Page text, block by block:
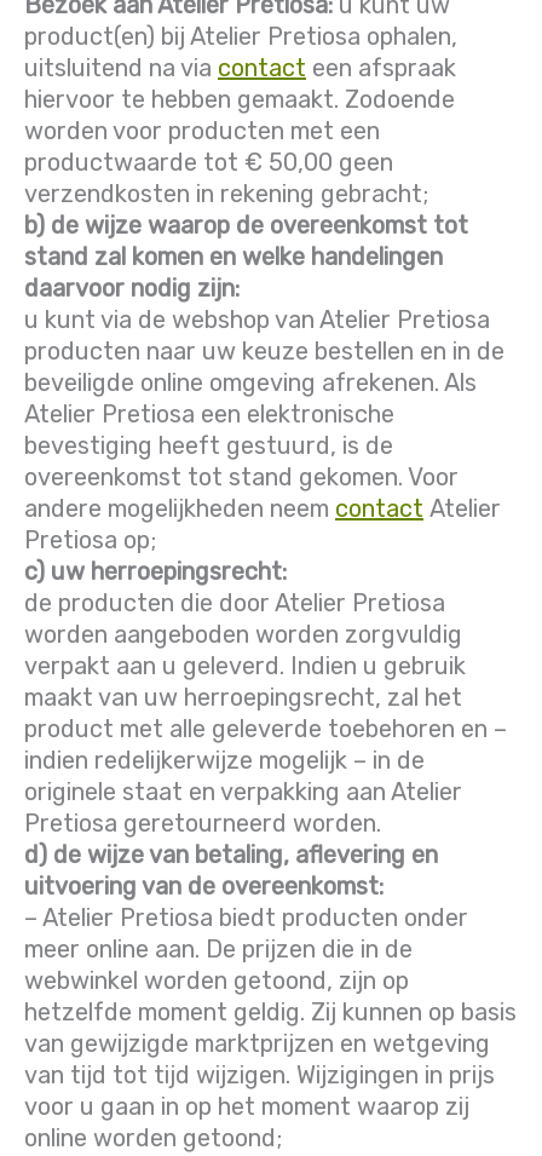
product(en) bij Atelier Pretiosa ophalen,
uitsluitend na via contact een afspraak
hiervoor te hebben gemaakt. Zodoende
worden voor producten met een
productwaarde tot € 50,00 geen
verzendkosten in rekening gebracht;
b) de wijze waarop de overeenkomst tot
stand zal komen en welke handelingen
daarvoor nodig zijn:
u kunt via de webshop van Atelier Pretiosa
producten naar uw keuze bestellen en in de
beveiligde online omgeving afrekenen. Als
Atelier Pretiosa een elektronische
bevestiging heeft gestuurd, is de
overeenkomst tot stand gekomen. Voor
andere mogelijkheden neem contact Atelier
Pretiosa op;
c) uw herroepingsrecht:
de producten die door Atelier Pretiosa
worden aangeboden worden zorgvuldig
verpakt aan u geleverd. Indien u gebruik
maakt van uw herroepingsrecht, zal het
product met alle geleverde toebehoren en –
indien redelijkerwijze mogelijk – in de
originele staat en verpakking aan Atelier
Pretiosa geretourneerd worden.
d) de wijze van betaling, aflevering en
uitvoering van de overeenkomst:
– Atelier Pretiosa biedt producten onder
meer online aan. De prijzen die in de
webwinkel worden getoond, zijn op
hetzelfde moment geldig. Zij kunnen op basis
van gewijzigde marktprijzen en wetgeving
van tijd tot tijd wijzigen. Wijzigingen in prijs
voor u gaan in op het moment waarop zij
online worden getoond;